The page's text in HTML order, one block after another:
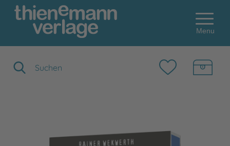
Menu